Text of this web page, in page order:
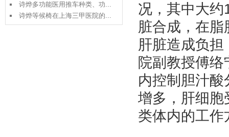
诗烨多功能医用推车种类、功...
诗烨等候椅在上海三甲医院的...
况，其中大
脏合成，在
肝脏造成负
院副教授傅
内控制胆汁
增多，肝细胞
类体内的工